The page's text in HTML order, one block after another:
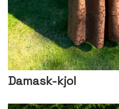
Damask-kjol